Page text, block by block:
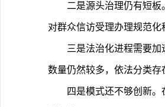
二是源头治理仍有短
对群众信访受理办理规范
三是法治化进程需要
数量仍然较多，依法分类
四是模式还不够创新